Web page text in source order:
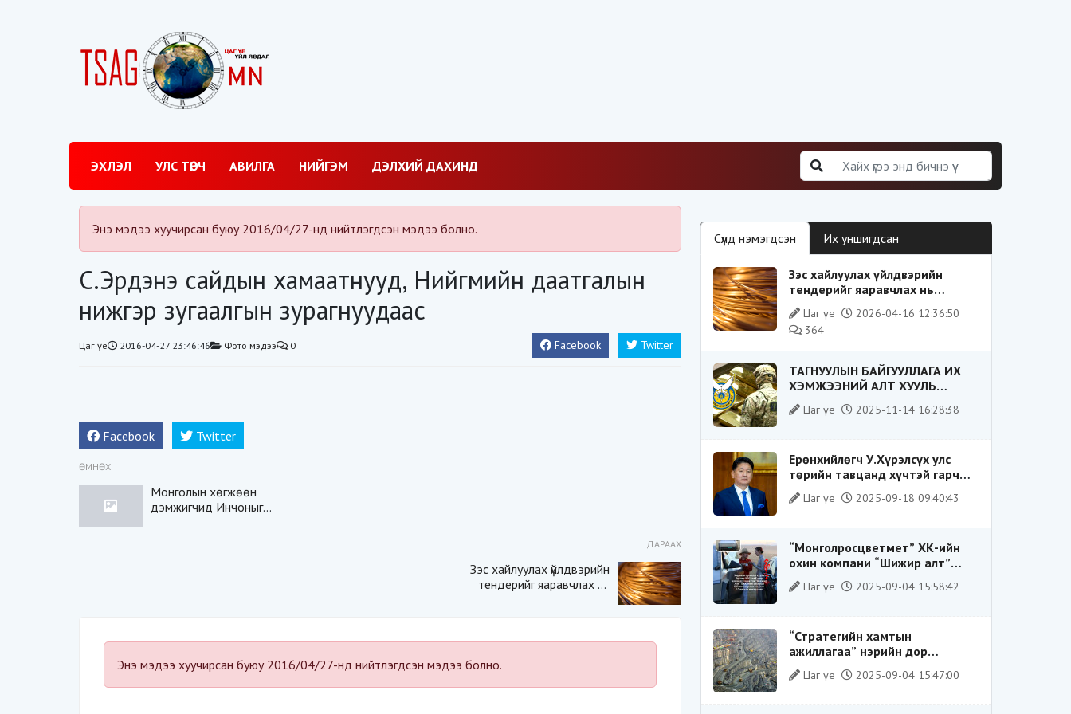
ЭХЛЭЛ УЛС ТӨРЧ АВИЛГА НИЙГЭМ ДЭЛХИЙ ДАХИНД
Энэ мэдээ хуучирсан буюу 2016/04/27-нд нийтлэгдсэн мэдээ болно.
С.Эрдэнэ сайдын хамаатнууд, Нийгмийн даатгалын
нижгэр зугаалгын зурагнуудаас
Цаг үе 2016-04-27 23:46:46 Фото мэдээ 0 Facebook Twitter
Facebook Twitter
ӨМНӨХ
Монголын хөгжөөн
дэмжигчид Инчоныг
ДАРААХ
Зэс хайлуулах үйлдвэрийн
тендерийг яаравчлах нь
Энэ мэдээ хуучирсан буюу 2016/04/27-нд нийтлэгдсэн мэдээ болно.
Сүүлд нэмэгдсэн Их уншигдсан
Зэс хайлуулах үйлдвэрийн
тендерийг яаравчлах нь
“Үндэсний аюулгүй байдал“-д
эрсдэлтэй юу?
Цаг үе
2026-04-16 12:36:50
364
ТАГНУУЛЫН БАЙГУУЛЛАГА ИХ
ХЭМЖЭЭНИЙ АЛТ ХУУЛЬ
БУСААР ХИЛЭЭР ГАРГАХ ГЭЖ
БАЙСАН ҮЙЛДЛИЙГ ТАСЛАН
Цаг үе 2025-11-14 16:28:38
Ерөнхийлөгч У.Хүрэлсүх улс
төрийн тавцанд хүчтэй гарч
ирэхдээ өөрийгөө шударга
ёсны төлөө тэмцэгч, “хуучин
таниулсан.
Цаг үе 2025-09-18 09:40:43
“Монголросцветмет” ХК-ийн
охин компани “Шижир алт”
ХХК-ийн Гүйцэтгэх захирлаар
ажиллаж байсан О.Баттөмөрт
Цаг үе 2025-09-04 15:58:42
“Стратегийн хамтын
ажиллагаа” нэрийн дор
“Чимээгүй хөрөнгө хуримтлал”
Цаг үе 2025-09-04 15:47:00